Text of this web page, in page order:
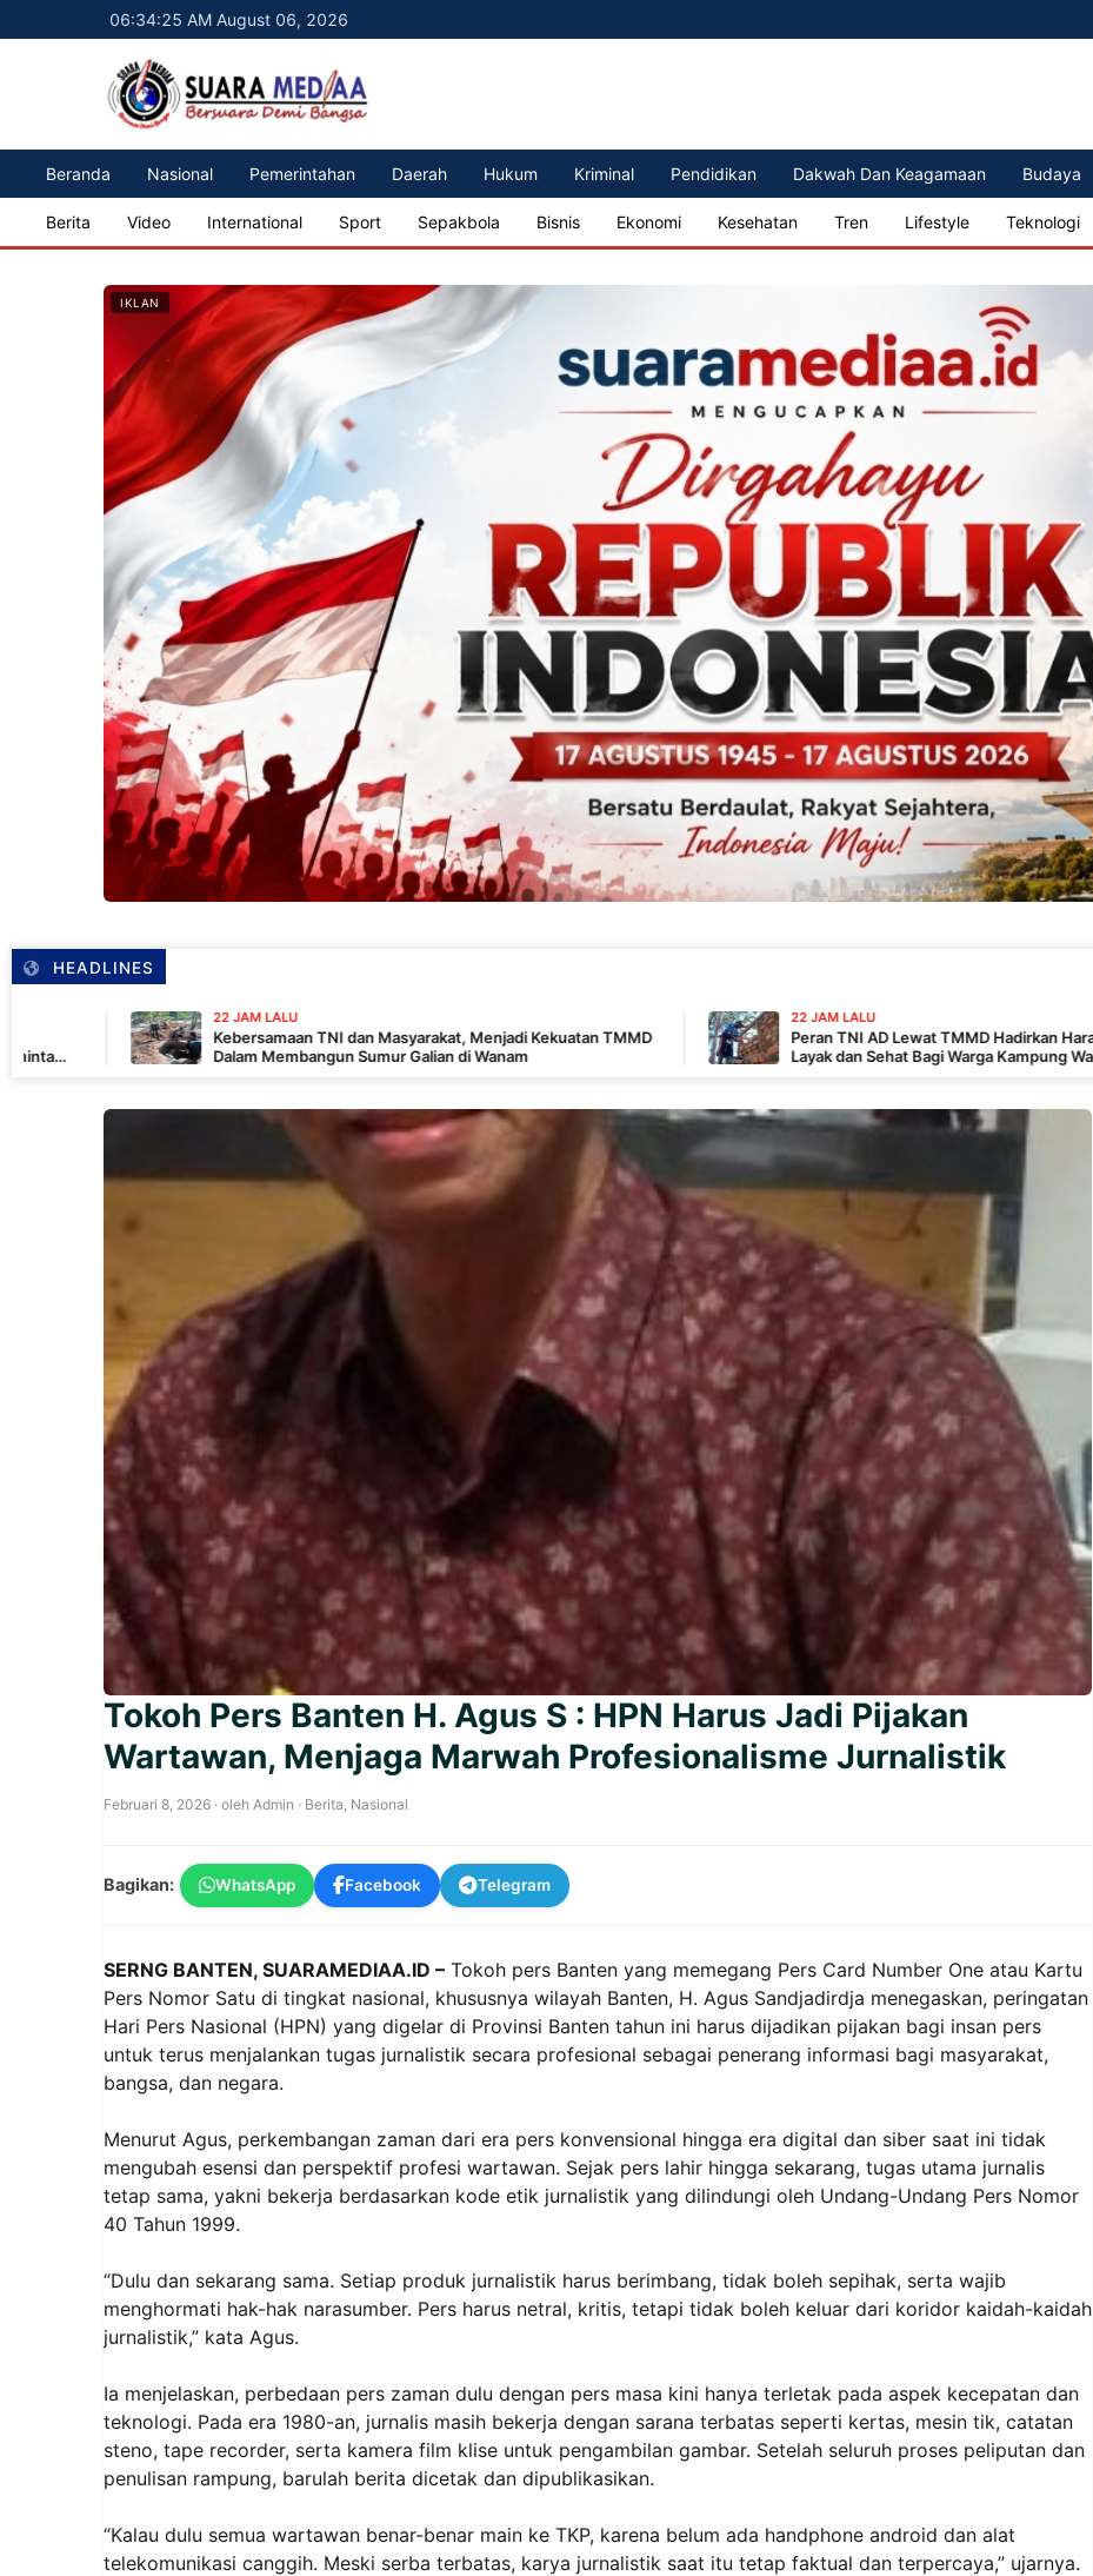
06:34:27 AM August 06, 2026
Beranda Nasional Pemerintahan Daerah Hukum Kriminal Pendidikan Dakwah Dan Keagamaan Budaya
Berita Video International Sport Sepakbola Bisnis Ekonomi Kesehatan Tren Lifestyle Teknologi
IKLAN
HEADLINES
22 JAM LALU
Kebersamaan TNI dan Masyarakat, Menjadi Kekuatan TMMD
Dalam Membangun Sumur Galian di Wanam
22 JAM LALU
Peran TNI AD Lewat TMMD Hadirkan Harapan Hidup Lebih
Layak dan Sehat Bagi Warga Kampung Wanam
Tokoh Pers Banten H. Agus S : HPN Harus Jadi Pijakan
Wartawan, Menjaga Marwah Profesionalisme Jurnalistik
Februari 8, 2026 · oleh Admin · Berita Nasional
Bagikan: WhatsApp Facebook Telegram
SERNG BANTEN, SUARAMEDIAA.ID – Tokoh pers Banten yang memegang Pers Card Number One atau Kartu
Pers Nomor Satu di tingkat nasional, khususnya wilayah Banten, H. Agus Sandjadirdja menegaskan, peringatan
Hari Pers Nasional (HPN) yang digelar di Provinsi Banten tahun ini harus dijadikan pijakan bagi insan pers
untuk terus menjalankan tugas jurnalistik secara profesional sebagai penerang informasi bagi masyarakat,
bangsa, dan negara.
Menurut Agus, perkembangan zaman dari era pers konvensional hingga era digital dan siber saat ini tidak
mengubah esensi dan perspektif profesi wartawan. Sejak pers lahir hingga sekarang, tugas utama jurnalis
tetap sama, yakni bekerja berdasarkan kode etik jurnalistik yang dilindungi oleh Undang-Undang Pers Nomor
40 Tahun 1999.
“Dulu dan sekarang sama. Setiap produk jurnalistik harus berimbang, tidak boleh sepihak, serta wajib
menghormati hak-hak narasumber. Pers harus netral, kritis, tetapi tidak boleh keluar dari koridor kaidah-kaidah
jurnalistik,” kata Agus.
Ia menjelaskan, perbedaan pers zaman dulu dengan pers masa kini hanya terletak pada aspek kecepatan dan
teknologi. Pada era 1980-an, jurnalis masih bekerja dengan sarana terbatas seperti kertas, mesin tik, catatan
steno, tape recorder, serta kamera film klise untuk pengambilan gambar. Setelah seluruh proses peliputan dan
penulisan rampung, barulah berita dicetak dan dipublikasikan.
“Kalau dulu semua wartawan benar-benar main ke TKP, karena belum ada handphone android dan alat
telekomunikasi canggih. Meski serba terbatas, karya jurnalistik saat itu tetap faktual dan terpercaya,” ujarnya.